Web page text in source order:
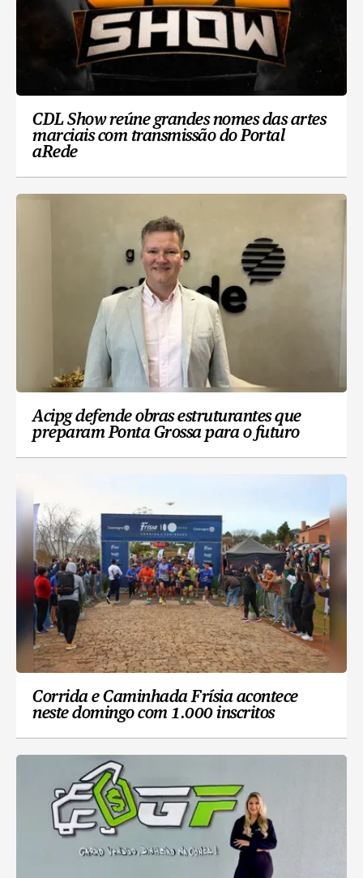
CDL Show reúne grandes nomes das artes
marciais com transmissão do Portal
aRede
Acipg defende obras estruturantes que
preparam Ponta Grossa para o futuro
Corrida e Caminhada Frísia acontece
neste domingo com 1.000 inscritos